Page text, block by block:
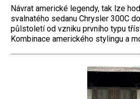
Návrat americké legendy, tak lze
svalnatého sedanu Chrysler 300C
půlstoletí od vzniku prvního typu
Kombinace amerického stylingu a